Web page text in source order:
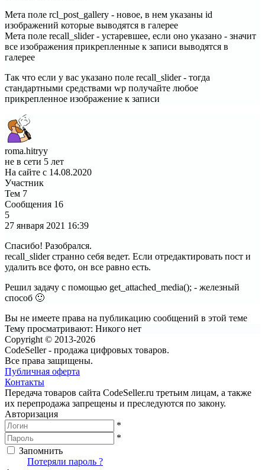
Мета поле rcl_post_gallery - новое, в нем указаны id
изображений которые выводятся в галерее
Мета поле recall_slider - устаревшее, если оно указано - значит
все изображения прикрепленные к записи выводятся в
галерее
Так что если у вас указано поле recall_slider - тогда
стандартными средствами wp получайте любое
прикрепленное изображение к записи
roma.hitryy
не в сети 5 лет
На сайте с 14.08.2020
Участник
Тем 7
Сообщения 16
5
27 января 2021 16:39
Спасибо! Разобрался.
recall_slider странно себя ведет. Если отредактировать пост и
удалить все фото, он все равно есть.
Решил задачу с помощью get_attached_media(); - железный
способ 🙂
Вы не имеете права на публикацию сообщений в этой теме
Тему просматривают: Никого нет
Copyright © 2013-2026
CodeSeller - продажа цифровых товаров.
Все права защищены.
Публичная оферта
Контакты
Передача товаров сайта CodeSeller.ru третьим лицам, а также
их перепродажа запрещены и преследуются по закону.
Авторизация
*
*
Запомнить
Потеряли пароль ?